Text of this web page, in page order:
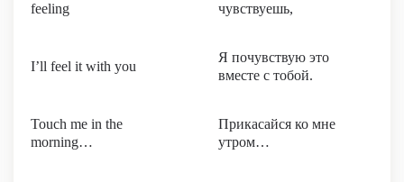
feeling
чувствуешь,
I’ll feel it with you
Я почувствую это
вместе с тобой.
Touch me in the
morning…
Прикасайся ко мне
утром…